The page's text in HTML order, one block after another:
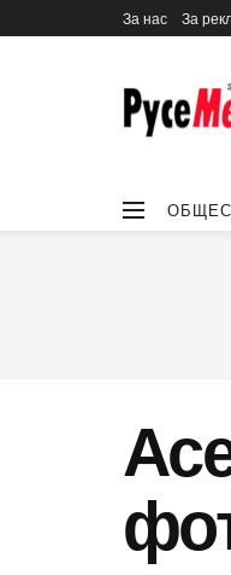
За нас За